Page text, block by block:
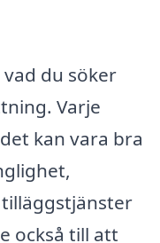
du söker
Varje
kan vara bra
också till att